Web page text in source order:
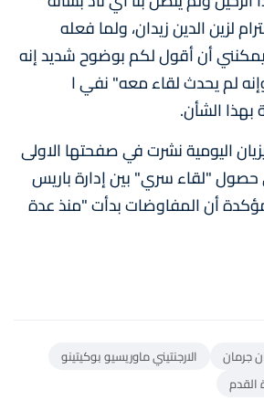
لزين الدين زيدان، ولما فعله
أن أقول لكم بوضوح شديد إنه
وإنه لم يحدث لقاء معه" نفي ا
الشأن.
اليومية نشرت في صفحتها الاولى
حصول "لقاء سري" بين إدارة باريس
أن المفاوضات بدأت "منذ عدة
جرمان
الارجنتيني ماوريسيو بوكيتينو
القدم